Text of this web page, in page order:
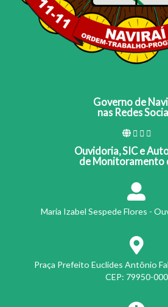
Governo de
nas Redes
Ouvidoria, SIC e
de Monitoramento
Maria Izabel Sespede Flores -
Praça Prefeito Euclides Antônio
CEP: 79950-000